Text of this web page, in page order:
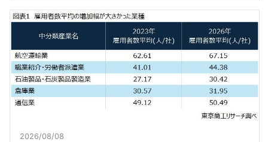
2026/08/08